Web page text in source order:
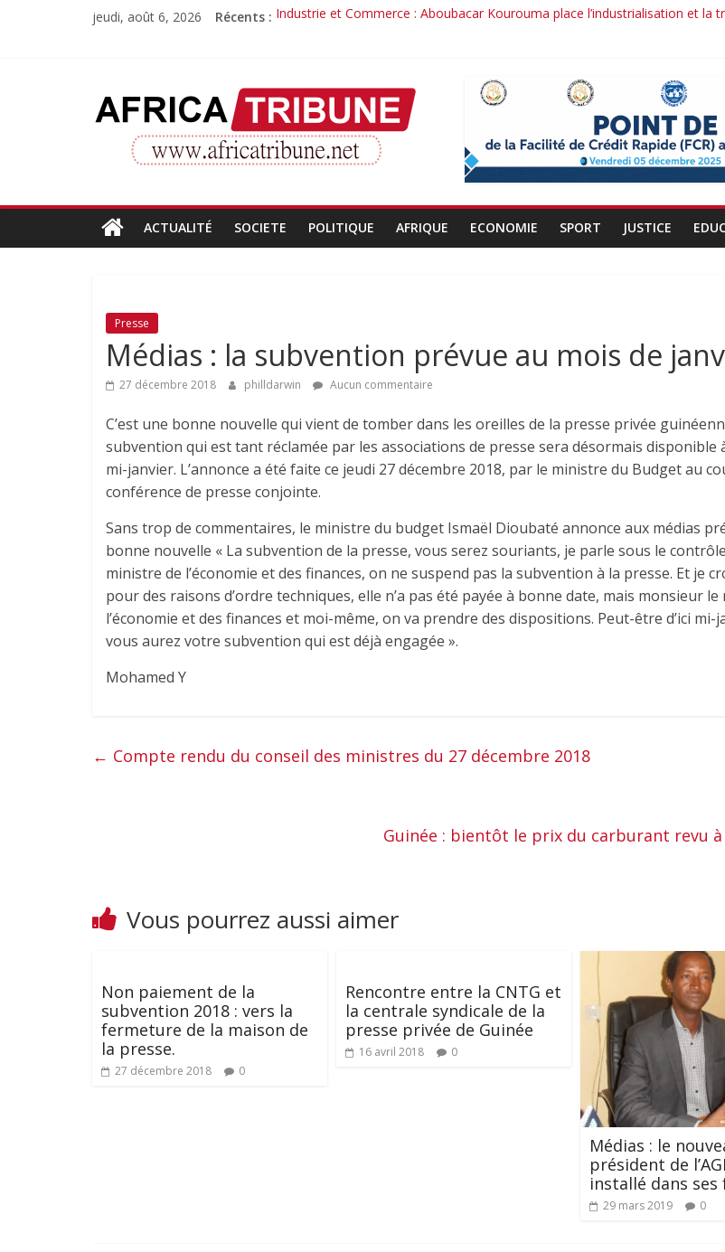
jeudi, août 6, 2026 Récents : Industrie et Commerce : Aboubacar Kourouma place l’industrialisation et
Djiba Diakité reconduit : la confiance renouvelée envers un homme de
Le parcours inspirant d’un officier au service du Président et de son pays.
AfricaTribune
d'informations
ACTUALITÉ SOCIETE POLITIQUE AFRIQUE ECONOMIE SPORT JUSTICE
Presse
Médias : la subvention prévue au mois de
27 décembre 2018 philldarwin Aucun commentaire
C’est une bonne nouvelle qui vient de tomber dans les oreilles de la presse privée
subvention qui est tant réclamée par les associations de presse sera désormais disponible
mi-janvier. L’annonce a été faite ce jeudi 27 décembre 2018, par le ministre du Budget au
conférence de presse conjointe.
Sans trop de commentaires, le ministre du budget Ismaël Dioubaté annonce aux médias
bonne nouvelle « La subvention de la presse, vous serez souriants, je parle sous le
ministre de l’économie et des finances, on ne suspend pas la subvention à la presse. Et je
pour des raisons d’ordre techniques, elle n’a pas été payée à bonne date, mais monsieur
l’économie et des finances et moi-même, on va prendre des dispositions. Peut-être d’ici mi-
vous aurez votre subvention qui est déjà engagée ».
Mohamed Y
← Compte rendu du conseil des ministres du 27 décembre 2018
Guinée : bientôt le prix du carburant revu à
Vous pourrez aussi aimer
Non paiement de la
subvention 2018 : vers la
fermeture de la maison de
la presse.
27 décembre 2018 0
Rencontre entre la CNTG et
la centrale syndicale de la
presse privée de Guinée
16 avril 2018 0
Médias : le
président de
installé dans
29 mars 2019 0